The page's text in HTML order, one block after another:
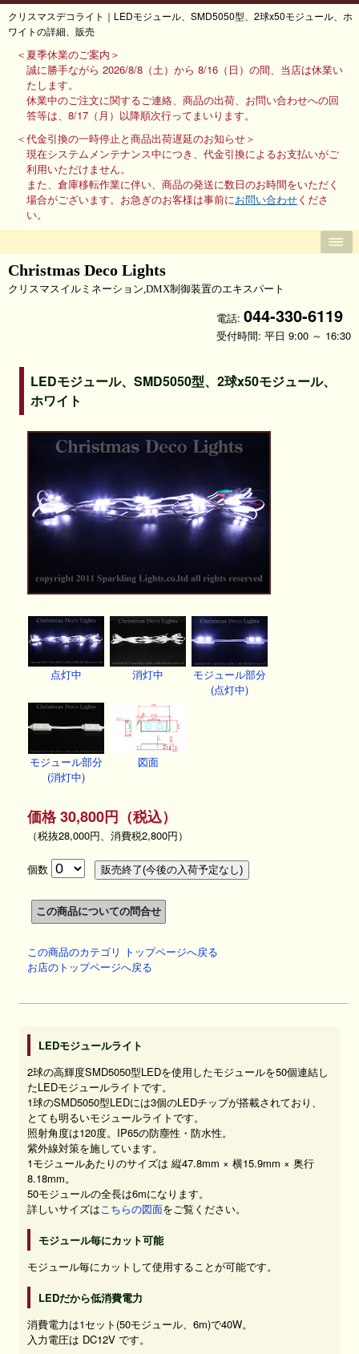
クリスマスデコライト｜LEDモジュール、SMD5050型、2球x50モジュール、ホ
ワイトの詳細、販売
＜夏季休業のご案内＞
誠に勝手ながら 2026/8/8（土）から 8/16（日）の間、当店は休業い
たします。
休業中のご注文に関するご連絡、商品の出荷、お問い合わせへの回
答等は、8/17（月）以降順次行ってまいります。
＜代金引換の一時停止と商品出荷遅延のお知らせ＞
現在システムメンテナンス中につき、代金引換によるお支払いがご
利用いただけません。
また、倉庫移転作業に伴い、商品の発送に数日のお時間をいただく
場合がございます。お急ぎのお客様は事前にお問い合わせくださ
い。
Christmas Deco Lights
クリスマスイルミネーション,DMX制御装置のエキスパート
電話: 044-330-6119
受付時間: 平日 9:00 ～ 16:30
LEDモジュール、SMD5050型、2球x50モジュール、
ホワイト
点灯中 消灯中
モジュール部分
(点灯中)
モジュール部分
(消灯中)
図面
価格 30,800円（税込）
（税抜28,000円、消費税2,800円）
個数
この商品のカテゴリ トップページへ戻る
お店のトップページへ戻る
LEDモジュールライト
2球の高輝度SMD5050型LEDを使用したモジュールを50個連結し
たLEDモジュールライトです。
1球のSMD5050型LEDには3個のLEDチップが搭載されており、
とても明るいモジュールライトです。
照射角度は120度。IP65の防塵性・防水性。
紫外線対策を施しています。
1モジュールあたりのサイズは 縦47.8mm × 横15.9mm × 奥行
8.18mm。
50モジュールの全長は6mになります。
詳しいサイズは こちらの図面をご覧ください。
モジュール毎にカット可能
モジュール毎にカットして使用することが可能です。
LEDだから低消費電力
消費電力は1セット(50モジュール、6m)で40W。
入力電圧は DC12V です。